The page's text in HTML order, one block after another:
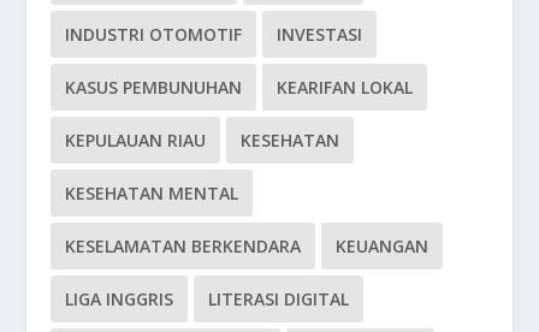
INDUSTRI OTOMOTIF INVESTASI
KASUS PEMBUNUHAN KEARIFAN LOKAL
KEPULAUAN RIAU KESEHATAN
KESEHATAN MENTAL
KESELAMATAN BERKENDARA KEUANGAN
LIGA INGGRIS LITERASI DIGITAL